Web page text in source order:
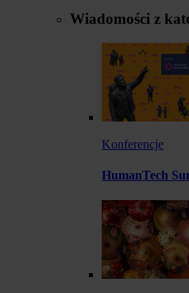
Wiadomości z
Konferencje
HumanTech